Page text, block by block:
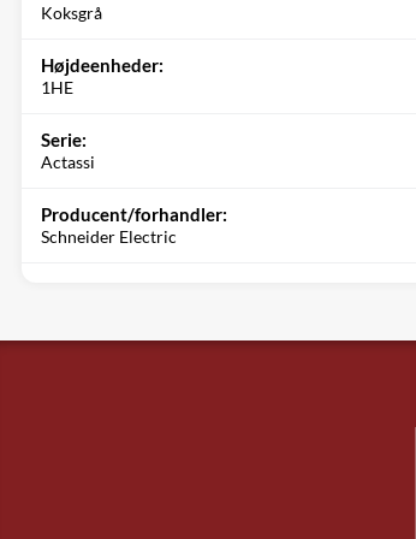
Koksgrå
Højdeenheder:
1HE
Serie:
Actassi
Producent/forhandler:
Schneider Electric